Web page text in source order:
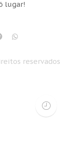
lugar!
reservados